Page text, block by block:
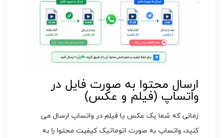
ارسال محتوا به صورت فایل در
واتساپ (فیلم و عکس)
زمانی که شما یک عکس یا فیلم در واتساپ ارسال می
کنید، واتساپ به صورت اتوماتیک کیفیت محتوا را به